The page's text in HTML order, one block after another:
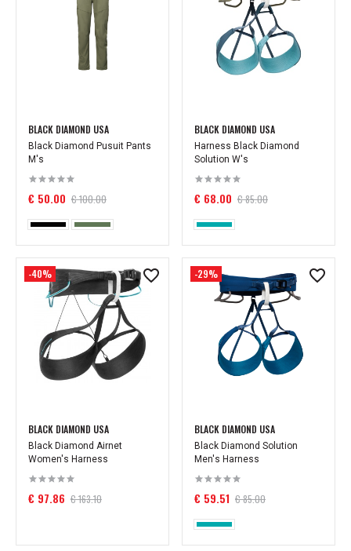
BLACK DIAMOND USA
Black Diamond Pusuit Pants
M's
€ 50.00 € 100.00
BLACK DIAMOND USA
Harness Black Diamond
Solution W's
€ 68.00 € 85.00
-40%
BLACK DIAMOND USA
Black Diamond Airnet
Women's Harness
€ 97.86 € 163.10
-29%
BLACK DIAMOND USA
Black Diamond Solution
Men's Harness
€ 59.51 € 85.00